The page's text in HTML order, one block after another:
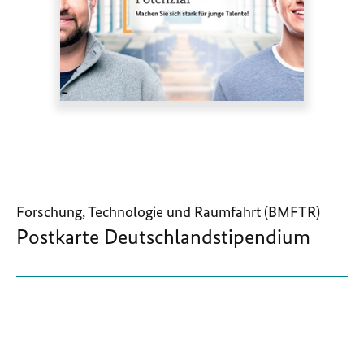
Forschung, Technologie und Raumfahrt (BMFTR)
Postkarte Deutschlandstipendium